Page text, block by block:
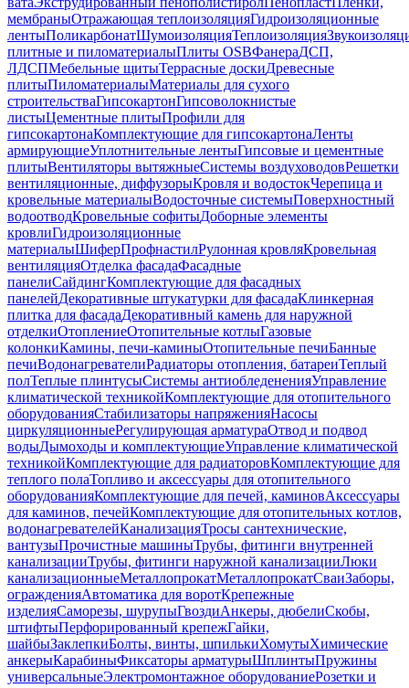
мембраныОтражающая теплоизоляцияГидроизоляционные
лентыПоликарбонатШумоизоляцияТеплоизоляция
плитные и пиломатериалыПлиты OSBФанераДСП,
ЛДСПМебельные щитыТеррасные доскиДревесные
плитыПиломатериалыМатериалы для сухого
строительстваГипсокартонГипсоволокнистые
листыЦементные плитыПрофили для
гипсокартонаКомплектующие для гипсокартонаЛенты
армирующиеУплотнительные лентыГипсовые и цементные
плитыВентиляторы вытяжныеСистемы воздуховодовРешетки
вентиляционные, диффузорыКровля и водостокЧерепица и
кровельные материалыВодосточные системыПоверхностный
водоотводКровельные софитыДоборные элементы
кровлиГидроизоляционные
материалыШиферПрофнастилРулонная кровляКровельная
вентиляцияОтделка фасадаФасадные
панелиСайдингКомплектующие для фасадных
панелейДекоративные штукатурки для фасадаКлинкерная
плитка для фасадаДекоративный камень для наружной
отделкиОтоплениеОтопительные котлыГазовые
колонкиКамины, печи-каминыОтопительные печиБанные
печиВодонагревателиРадиаторы отопления, батареиТеплый
полТеплые плинтусыСистемы антиобледененияУправление
климатической техникойКомплектующие для отопительного
оборудованияСтабилизаторы напряженияНасосы
циркуляционныеРегулирующая арматураОтвод и подвод
водыДымоходы и комплектующиеУправление климатической
техникойКомплектующие для радиаторовКомплектующие для
теплого полаТопливо и аксессуары для отопительного
оборудованияКомплектующие для печей, каминовАксессуары
для каминов, печейКомплектующие для отопительных котлов,
водонагревателейКанализацияТросы сантехнические,
вантузыПрочистные машиныТрубы, фитинги внутренней
канализацииТрубы, фитинги наружной канализацииЛюки
канализационныеМеталлопрокатМеталлопрокатСваиЗаборы,
огражденияАвтоматика для воротКрепежные
изделияСаморезы, шурупыГвоздиАнкеры, дюбелиСкобы,
штифтыПерфорированный крепежГайки,
шайбыЗаклепкиБолты, винты, шпилькиХомутыХимические
анкерыКарабиныФиксаторы арматурыШплинтыПружины
универсальныеЭлектромонтажное оборудованиеРозетки и